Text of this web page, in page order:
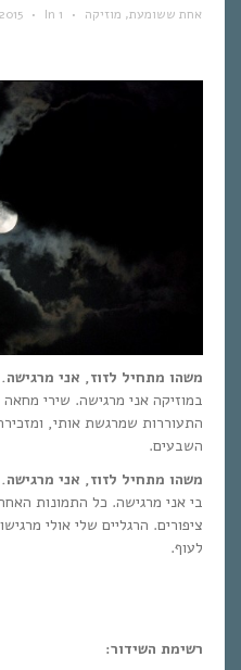
• In אחת ששומעת, מוזיקה •
1
משהו מתחיל לזוז, אני מרגישה.
במוזיקה אני מרגישה. שירי מחאה
התעוררות שמרגשת אותי,
השבעים.
משהו מתחיל לזוז, אני מרגישה.
בי אני מרגישה. כל התמונות
ציפורים. הרגליים שלי אולי
לעוף.
רשימת השידור: